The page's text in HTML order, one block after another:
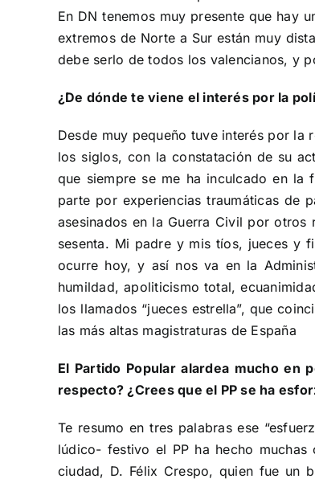
En DN tenemos muy presente que hay
extremos de Norte a Sur están muy
debe serlo de todos los valencianos, y
¿De dónde te viene el interés por la
Desde muy pequeño tuve interés por
los siglos, con la constatación de su
que siempre se me ha inculcado en la
parte por experiencias traumáticas de
asesinados en la Guerra Civil por
sesenta. Mi padre y mis tíos, jueces y
ocurre hoy, y así nos va en la
humildad, apoliticismo total,
los llamados “jueces estrella”, que
las más altas magistraturas de España
El Partido Popular alardea mucho en
respecto? ¿Crees que el PP se ha
Te resumo en tres palabras ese
lúdico- festivo el PP ha hecho
ciudad, D. Félix Crespo, quien fue un